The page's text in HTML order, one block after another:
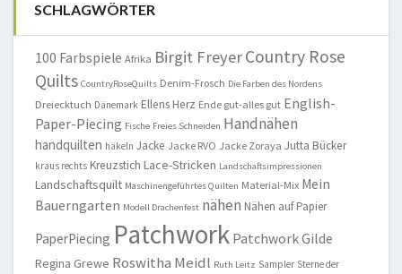
SCHLAGWÖRTER
100 Farbspiele Afrika Birgit FreyerCountry Rose
Quilts CountryRoseQuilts Denim-Frosch Die Farben des Nordens
Dreiecktuch Dänemark Ellens Herz Ende gut-alles gut English-
Paper-Piecing Fische Freies Schneiden Handnähen
handquilten häkeln Jacke Jacke RVO Jacke Zoraya Jutta Bücker
kraus rechts Kreuzstich Lace-Stricken Landschaftsimpressionen
Landschaftsquilt Maschinengeführtes Quilten Material-Mix Mein
Bauerngarten Modell Drachenfest nähen Nähen auf Papier
PaperPiecing Patchwork Patchwork Gilde
Regina Grewe Roswitha Meidl Ruth Leitz Sampler Sterne der